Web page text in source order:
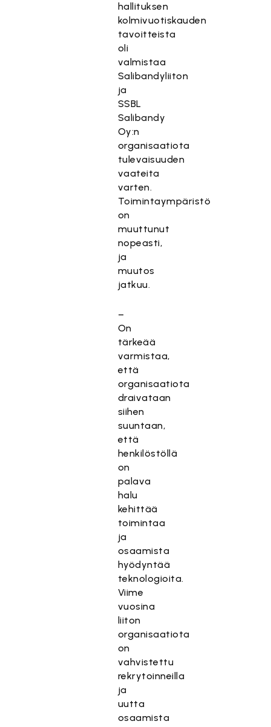
hallituksen
kolmivuotiskauden
tavoitteista
oli
valmistaa
Salibandyliiton
ja
SSBL
Salibandy
Oy:n
organisaatiota
tulevaisuuden
vaateita
varten.
Toimintaympäristö
on
muuttunut
nopeasti,
ja
muutos
jatkuu.
–
On
tärkeää
varmistaa,
että
organisaatiota
draivataan
siihen
suuntaan,
että
henkilöstöllä
on
palava
halu
kehittää
toimintaa
ja
osaamista
hyödyntää
teknologioita.
Viime
vuosina
liiton
organisaatiota
on
vahvistettu
rekrytoinneilla
ja
uutta
osaamista